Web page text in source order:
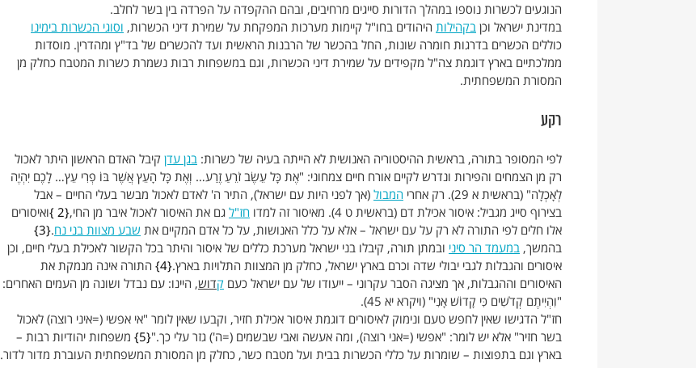
הנוגעים לכשרות נוספו במהלך הדורות סייגים מרחיבים, ובהם ההקפדה על הפרדה בין בשר לחלב.
במדינת ישראל וכן בקהילות היהודים בחו"ל קיימות מערכות המפקחת על שמירת דיני הכשרות, וסוגי הכשרות בימינו
כוללים הכשרים בדרגות חומרה שונות, החל בהכשר של הרבנות הראשית ועד להכשרים של בד"ץ ומהדרין. מוסדות
ממלכתיים בארץ דוגמת צה"ל מקפידים על שמירת דיני הכשרות, וגם במשפחות רבות נשמרת כשרות המטבח כחלק מן
המסורת המשפחתית.
רקע
לפי המסופר בתורה, בראשית ההיסטוריה האנושית לא הייתה בעיה של כשרות: בגן עדן קיבל האדם הראשון היתר לאכול
רק מן הצמחים והפירות ונדרש לקיים אורח חיים צמחוני: "אֶת כָּל עֵשֶׂב זֹרֵעַ זֶרַע… וְאֶת כָּל הָעֵץ אֲשֶׁר בּוֹ פְרִי עֵץ… לָכֶם יִהְיֶה
לְאָכְלָה" (בראשית א 29). רק אחרי
המבול (אך לפני היות עם ישראל), התיר ה' לאדם לאכול מבשר בעלי החיים – אבל
בצירוף סייג מגביל: איסור אכילת דם (בראשית ט 4). מאיסור זה למדו
חז"ל גם את האיסור לאכול איבר מן החי, 2 ואיסורים
אלו חלים לפי התורה לא רק על עם ישראל – אלא על כלל האנושות, על כל אדם המקיים את שבע מצוות בני נח.
3
בהמשך, במעמד הר סיני ובמתן תורה, קיבלו בני ישראל מערכת כללים של איסור והיתר בכל הקשור לאכילת בעלי חיים, וכן
איסורים והגבלות לגבי יבולי שדה וכרם בארץ ישראל, כחלק מן המצוות התלויות בארץ. 4 התורה אינה מנמקת את
האיסורים וההגבלות, אך מציגה הסבר עקרוני – ייעודו של עם ישראל כעם קדוש, היינו: עם נבדל ושונה מן העמים האחרים:
"וִהְיִיתֶם קְדֹשִׁים כִּי קָדוֹשׁ אָנִי" (ויקרא יא 45).
חז"ל הדגישו שאין לחפש טעם ונימוק לאיסורים דוגמת איסור אכילת חזיר, וקבעו שאין לומר "אי אפשי (=איני רוצה) לאכול
בשר חזיר" אלא יש לומר: "אפשי (=אני רוצה), ומה אעשה ואבי שבשמים (=ה') גזר עלי כך." 5 משפחות יהודיות רבות –
בארץ וגם בתפוצות – שומרות על כללי הכשרות בבית ועל מטבח כשר, כחלק מן המסורת המשפחתית העוברת מדור לדור.